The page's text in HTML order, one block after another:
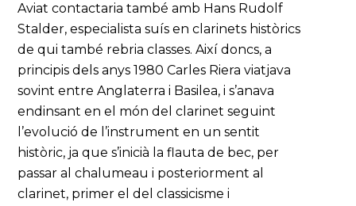
Aviat contactaria també amb Hans Rudolf
Stalder, especialista suís en clarinets històrics
de qui també rebria classes. Així doncs, a
principis dels anys 1980 Carles Riera viatjava
sovint entre Anglaterra i Basilea, i s’anava
endinsant en el món del clarinet seguint
l’evolució de l’instrument en un sentit
històric, ja que s’inicià la flauta de bec, per
passar al chalumeau i posteriorment al
clarinet, primer el del classicisme i